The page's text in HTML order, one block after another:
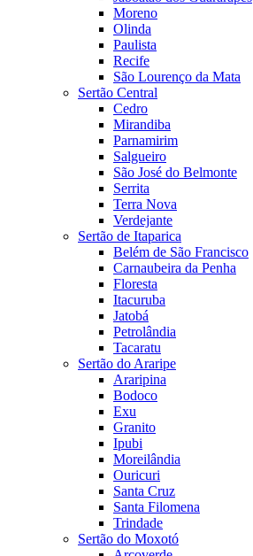
Moreno
Olinda
Paulista
Recife
São Lourenço da Mata
Sertão Central
Cedro
Mirandiba
Parnamirim
Salgueiro
São José do Belmonte
Serrita
Terra Nova
Verdejante
Sertão de Itaparica
Belém de São Francisco
Carnaubeira da Penha
Floresta
Itacuruba
Jatobá
Petrolândia
Tacaratu
Sertão do Araripe
Araripina
Bodoco
Exu
Granito
Ipubi
Moreilândia
Ouricuri
Santa Cruz
Santa Filomena
Trindade
Sertão do Moxotó